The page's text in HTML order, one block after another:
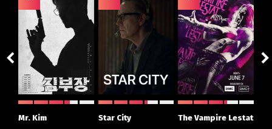
Mr. Kim Star City The Vampire Lestat